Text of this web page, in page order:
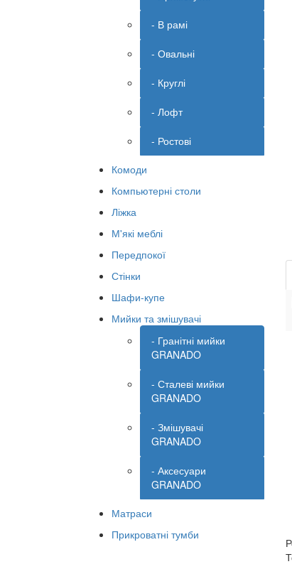
- В рамі
- Овальні
- Круглі
- Лофт
- Ростові
Комоди
Компьютерні столи
Ліжка
М'які меблі
Передпокої
Стінки
Шафи-купе
Мийки та змішувачі
- Гранітні мийки
GRANADO
- Сталеві мийки
GRANADO
- Змішувачі
GRANADO
- Аксесуари
GRANADO
Матраси
Прикроватні тумби